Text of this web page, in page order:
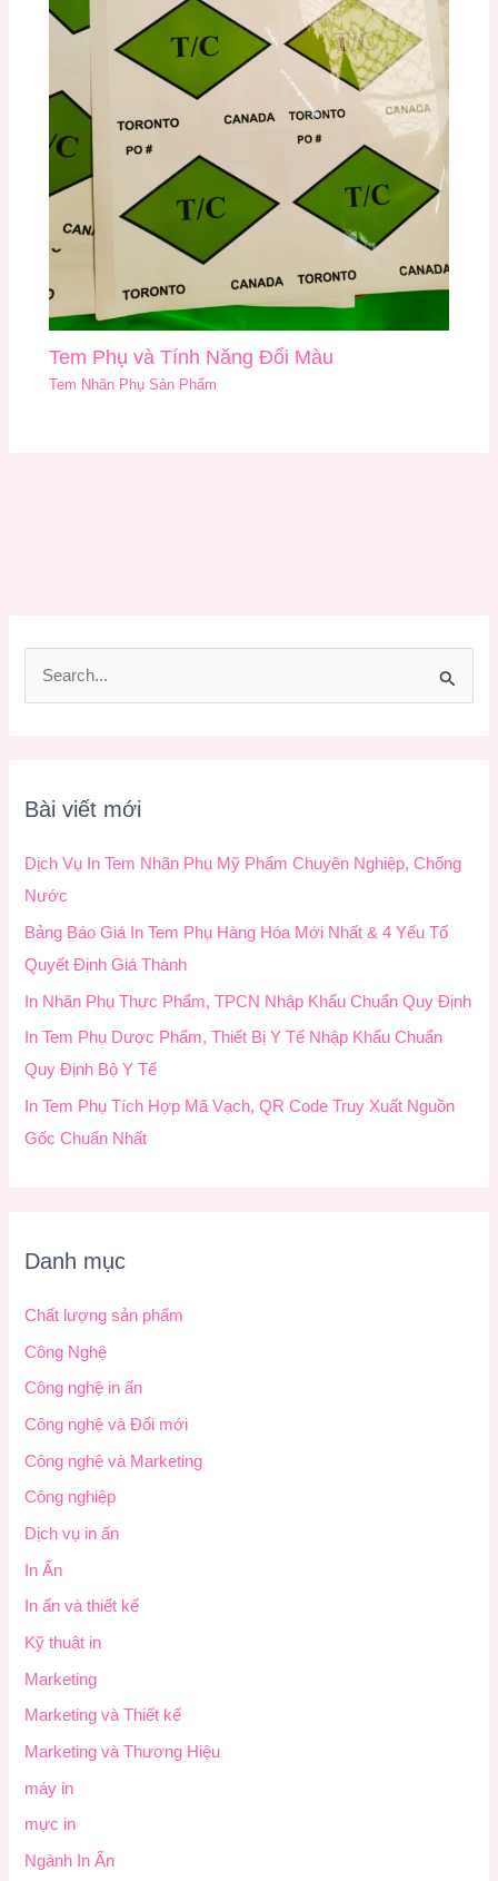
m
:
Bài viết mới
Dịch Vụ In Tem Nhãn Phụ Mỹ Phẩm Chuyên Nghiệp, Chống
Nước
Bảng Báo Giá In Tem Phụ Hàng Hóa Mới Nhất & 4 Yếu Tố
Quyết Định Giá Thành
In Nhãn Phụ Thực Phẩm, TPCN Nhập Khẩu Chuẩn Quy Định
In Tem Phụ Dược Phẩm, Thiết Bị Y Tế Nhập Khẩu Chuẩn
Quy Định Bộ Y Tế
In Tem Phụ Tích Hợp Mã Vạch, QR Code Truy Xuất Nguồn
Gốc Chuẩn Nhất
Danh mục
Chất lượng sản phẩm
Công Nghệ
Công nghệ in ấn
Công nghệ và Đổi mới
Công nghệ và Marketing
Công nghiệp
Dịch vụ in ấn
In Ấn
In ấn và thiết kế
Kỹ thuật in
Marketing
Marketing và Thiết kế
Marketing và Thương Hiệu
máy in
mực in
Ngành In Ấn
Tem Phụ và Tính Năng Đổi Màu
Tem Nhãn Phụ Sản Phẩm